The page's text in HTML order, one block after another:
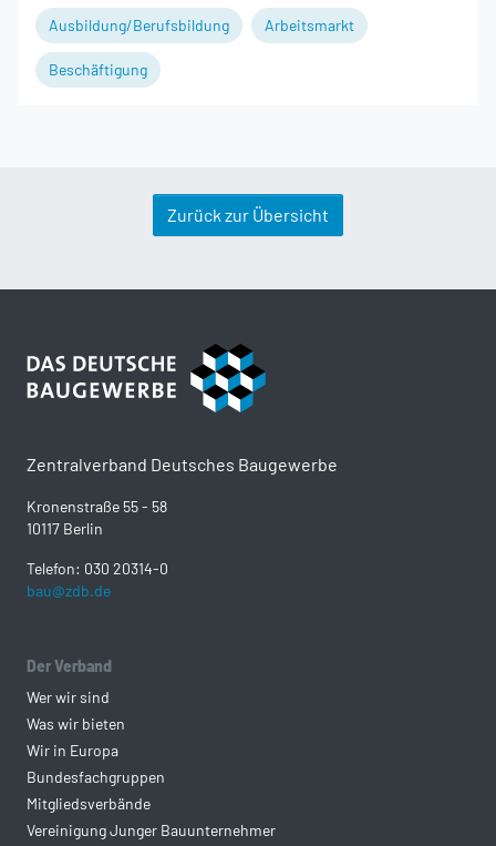
Ausbildung/Berufsbildung Arbeitsmarkt
Beschäftigung
Zurück zur Übersicht
Zentralverband Deutsches Baugewerbe
Kronenstraße 55 - 58
10117 Berlin
Telefon: 030 20314-0
bau@zdb.de
Der Verband
Wer wir sind
Was wir bieten
Wir in Europa
Bundesfachgruppen
Mitgliedsverbände
Vereinigung Junger Bauunternehmer